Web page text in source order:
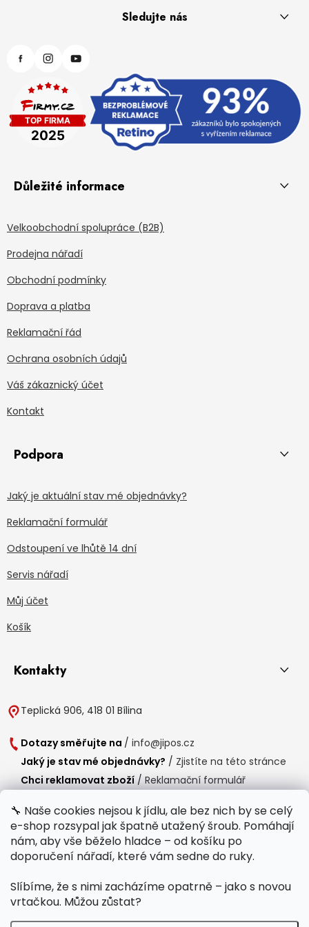
🔧 Naše cookies nejsou k jídlu, ale bez nich by se celý
e-shop rozsypal jak špatně utažený šroub. Pomáhají
nám, aby vše běželo hladce – od košíku po
doporučení nářadí, které vám sedne do ruky.
Slíbíme, že s nimi zacházíme opatrně – jako s novou
vrtačkou. Můžou zůstat?
Sledujte nás
Důležité informace
Velkoobchodní spolupráce (B2B)
Prodejna nářadí
Obchodní podmínky
Doprava a platba
Reklamační řád
Ochrana osobních údajů
Váš zákaznický účet
Kontakt
Podpora
Jaký je aktuální stav mé objednávky?
Reklamační formulář
Odstoupení ve lhůtě 14 dní
Servis nářadí
Můj účet
Košík
Kontakty
Teplická 906, 418 01 Bílina
Dotazy směřujte na / info@jipos.cz
Jaký je stav mé objednávky? / Zjistíte na této stránce
Chci reklamovat zboží / Reklamační formulář
Provozní doba
Po-Čt / 8:00 - 15:00
Polední přestávka /11:00 - 11:30